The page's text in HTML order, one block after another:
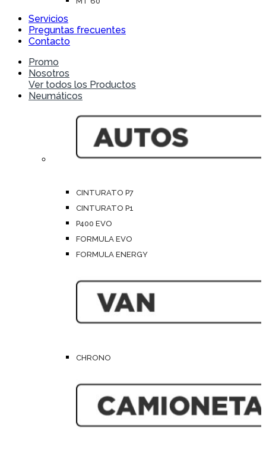
Servicios
Preguntas frecuentes
Contacto
Promo
Nosotros
Ver todos los Productos
Neumáticos
CINTURATO P7
CINTURATO P1
P400 EVO
FORMULA EVO
FORMULA ENERGY
CHRONO